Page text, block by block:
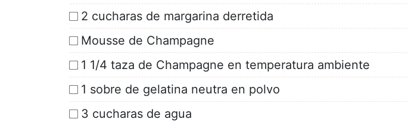
2 cucharas de margarina derretida
Mousse de Champagne
1 1/4 taza de Champagne en temperatura ambiente
1 sobre de gelatina neutra en polvo
3 cucharas de agua